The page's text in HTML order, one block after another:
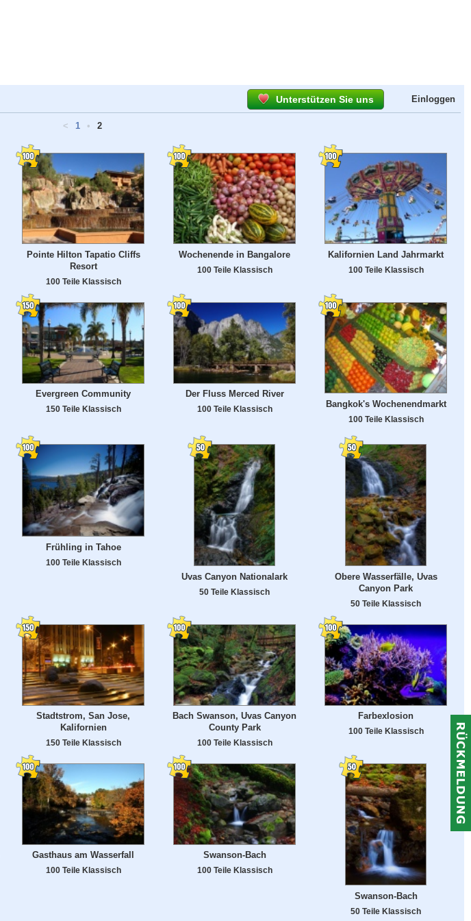
Unterstützen Sie uns Einloggen
< 1 • 2
Pointe Hilton Tapatio Cliffs
Resort
100 Teile Klassisch
Wochenende in Bangalore
100 Teile Klassisch
Kalifornien Land Jahrmarkt
100 Teile Klassisch
Evergreen Community
150 Teile Klassisch
Der Fluss Merced River
100 Teile Klassisch Bangkok's Wochenendmarkt
100 Teile Klassisch
Frühling in Tahoe
100 Teile Klassisch
Uvas Canyon Nationalark
50 Teile Klassisch
Obere Wasserfälle, Uvas
Canyon Park
50 Teile Klassisch
Stadtstrom, San Jose,
Kalifornien
150 Teile Klassisch
Bach Swanson, Uvas Canyon
County Park
100 Teile Klassisch
Farbexlosion
100 Teile Klassisch
Gasthaus am Wasserfall
100 Teile Klassisch
Swanson-Bach
100 Teile Klassisch
Swanson-Bach
50 Teile Klassisch